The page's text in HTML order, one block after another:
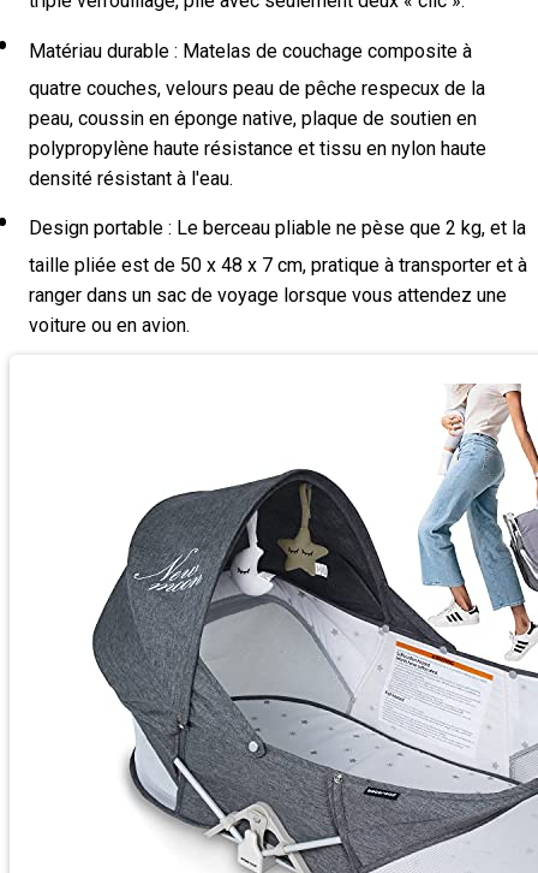
Matériau durable : Matelas de couchage composite à
quatre couches, velours peau de pêche respecux de la
peau, coussin en éponge native, plaque de soutien en
polypropylène haute résistance et tissu en nylon haute
densité résistant à l'eau.
Design portable : Le berceau pliable ne pèse que 2 kg, et la
taille pliée est de 50 x 48 x 7 cm, pratique à transporter et à
ranger dans un sac de voyage lorsque vous attendez une
voiture ou en avion.